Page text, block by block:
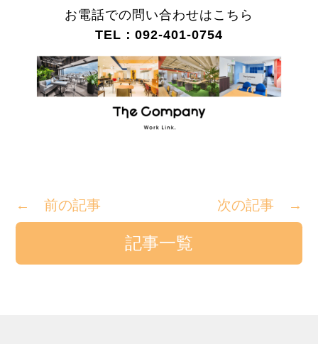
お電話での問い合わせはこちら
TEL：092-401-0754
← 前の記事 次の記事 →
記事一覧